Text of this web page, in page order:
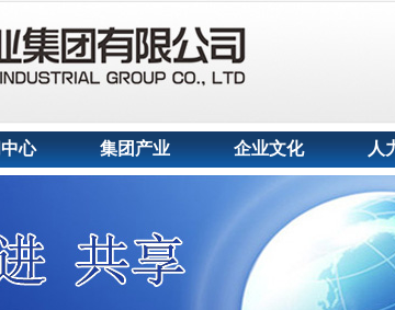
心 集团产业 企业文化 人